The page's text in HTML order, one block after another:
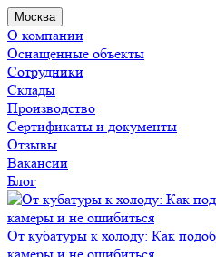
Москва
О компании
Оснащенные объекты
Сотрудники
Склады
Производство
Сертификаты и документы
Отзывы
Вакансии
Блог
От кубатуры к холоду: Как